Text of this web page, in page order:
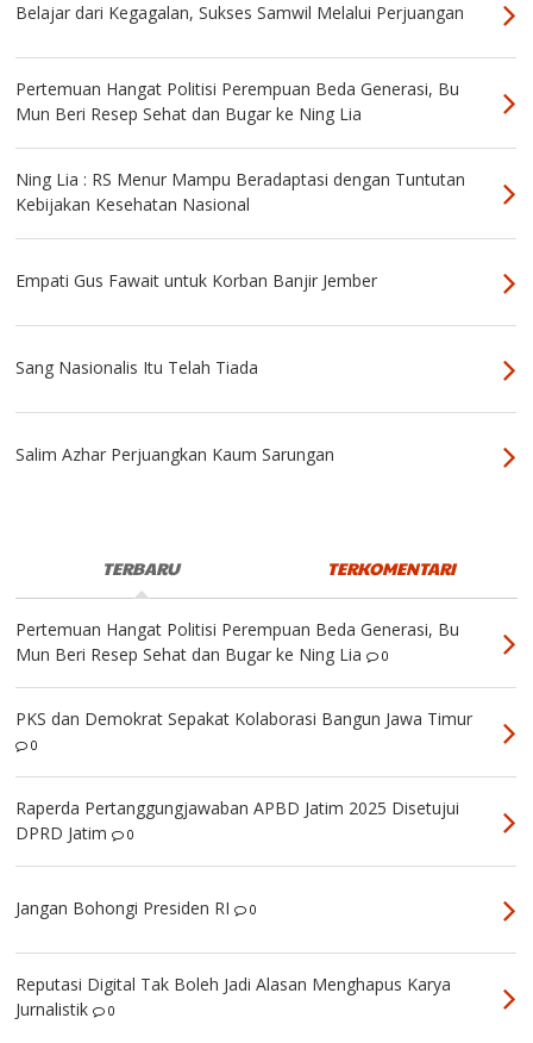
Belajar dari Kegagalan, Sukses Samwil Melalui Perjuangan
Pertemuan Hangat Politisi Perempuan Beda Generasi, Bu
Mun Beri Resep Sehat dan Bugar ke Ning Lia
Ning Lia : RS Menur Mampu Beradaptasi dengan Tuntutan
Kebijakan Kesehatan Nasional
Empati Gus Fawait untuk Korban Banjir Jember
Sang Nasionalis Itu Telah Tiada
Salim Azhar Perjuangkan Kaum Sarungan
TERBARU TERKOMENTARI
Pertemuan Hangat Politisi Perempuan Beda Generasi, Bu
Mun Beri Resep Sehat dan Bugar ke Ning Lia
0
PKS dan Demokrat Sepakat Kolaborasi Bangun Jawa Timur
0
Raperda Pertanggungjawaban APBD Jatim 2025 Disetujui
DPRD Jatim
0
Jangan Bohongi Presiden RI 0
Reputasi Digital Tak Boleh Jadi Alasan Menghapus Karya
Jurnalistik
0